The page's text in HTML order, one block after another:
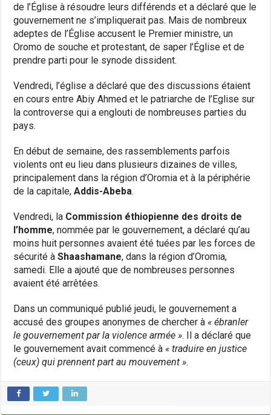
de l’Église à résoudre leurs différends et a déclaré que le
gouvernement ne s’impliquerait pas. Mais de nombreux
adeptes de l’Église accusent le Premier ministre, un
Oromo de souche et protestant, de saper l’Église et de
prendre parti pour le synode dissident.
Vendredi, l’église a déclaré que des discussions étaient
en cours entre Abiy Ahmed et le patriarche de l’Eglise sur
la controverse qui a englouti de nombreuses parties du
pays.
En début de semaine, des rassemblements parfois
violents ont eu lieu dans plusieurs dizaines de villes,
principalement dans la région d’Oromia et à la périphérie
de la capitale,Addis-Abeba.
Vendredi, la Commission éthiopienne des droits de
l’homme, nommée par le gouvernement, a déclaré qu’au
moins huit personnes avaient été tuées par les forces de
sécurité àShaashamane, dans la région d’Oromia,
samedi. Elle a ajouté que de nombreuses personnes
avaient été arrêtées.
Dans un communiqué publié jeudi, le gouvernement a
accusé des groupes anonymes de chercher à « ébranler
le gouvernement par la violence armée ». Il a déclaré que
le gouvernement avait commencé à « traduire en justice
(ceux) qui prennent part au mouvement ».